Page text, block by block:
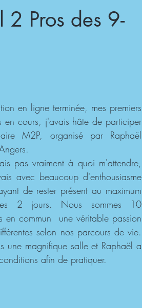
2 Pros des 9-
en ligne terminée, mes premiers
en cours, j'avais hâte de participer
M2P, organisé par Raphaël
pas vraiment à quoi m'attendre,
avec beaucoup d'enthousiasme
de rester présent au maximum
2 jours. Nous sommes 10
en commun  une véritable passion
selon nos parcours de vie.
une magnifique salle et Raphaël a
afin de pratiquer.